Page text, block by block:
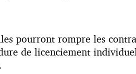
pourront rompre les
de licenciement